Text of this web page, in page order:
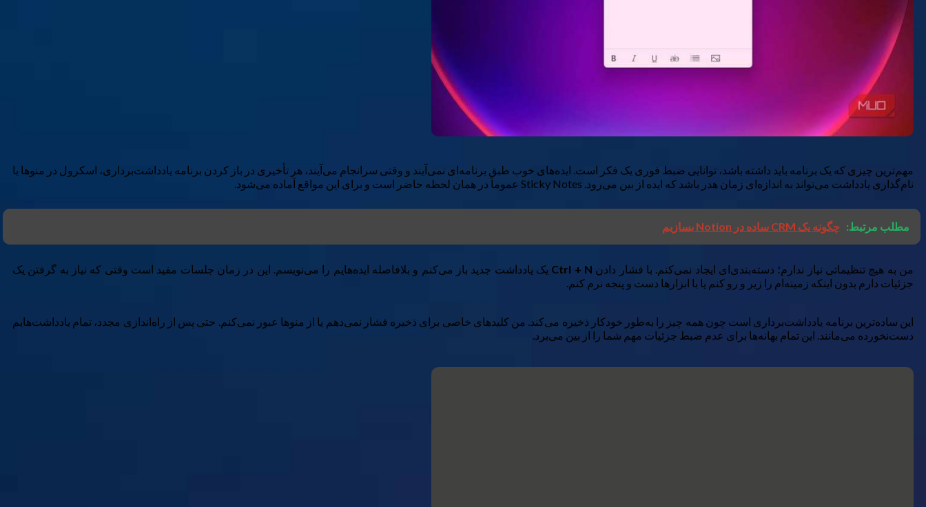
مهم‌ترین چیزی که یک برنامه باید داشته باشد، توانایی ضبط فوری یک فکر است. ایده‌های خوب طبق برنامه‌ای نمی‌آیند و وقتی سرانجام می‌آیند، هر تأخیری در باز کردن برنامه یادداشت‌برداری، اسکرول در منوها یا
نام‌گذاری یادداشت می‌تواند به اندازه‌ای زمان هدر باشد که ایده از بین می‌رود. Sticky Notes عموماً در همان لحظه حاضر است و برای این مواقع آماده می‌شود.
مطلب مرتبط: چگونه یک CRM ساده در Notion بسازیم
من به هیچ تنظیماتی نیاز ندارم؛ دسته‌بندی‌ای ایجاد نمی‌کنم. با فشار دادن Ctrl + N
یک یادداشت جدید باز می‌کنم و بلافاصله ایده‌هایم را می‌نویسم. این در زمان جلسات مفید است وقتی که نیاز به گرفتن یک
جزئیات دارم بدون اینکه زمینه‌ام را زیر و رو کنم یا با ابزارها دست و پنجه نرم کنم.
این ساده‌ترین برنامه یادداشت‌برداری است چون همه چیز را به‌طور خودکار ذخیره می‌کند. من کلیدهای خاصی برای ذخیره فشار نمی‌دهم یا از منوها عبور نمی‌کنم. حتی پس از راه‌اندازی مجدد، تمام یادداشت‌هایم
دست‌نخورده می‌مانند. این تمام بهانه‌ها برای عدم ضبط جزئیات مهم شما را از بین می‌برد.